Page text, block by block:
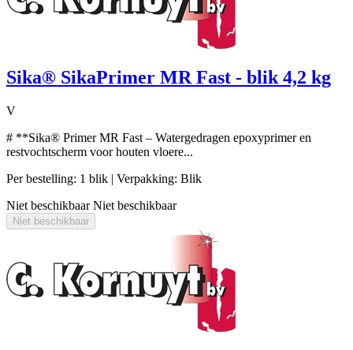
Sika® SikaPrimer MR Fast - blik 4,2 kg
V
# **Sika® Primer MR Fast – Watergedragen epoxyprimer en
restvochtscherm voor houten vloere...
Per bestelling: 1 blik | Verpakking: Blik
Niet beschikbaarNiet beschikbaar
Niet beschikbaar